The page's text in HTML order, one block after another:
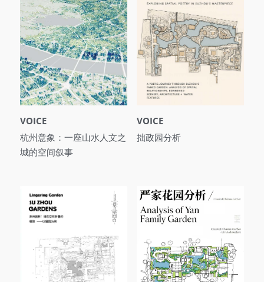
VOICE
杭州意象：一座山水人文之
城的空间叙事
VOICE
拙政园分析